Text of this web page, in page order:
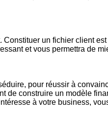
Constituer un fichier client
et vous permettra de
pour réussir à
de construire un modèle
à votre business,